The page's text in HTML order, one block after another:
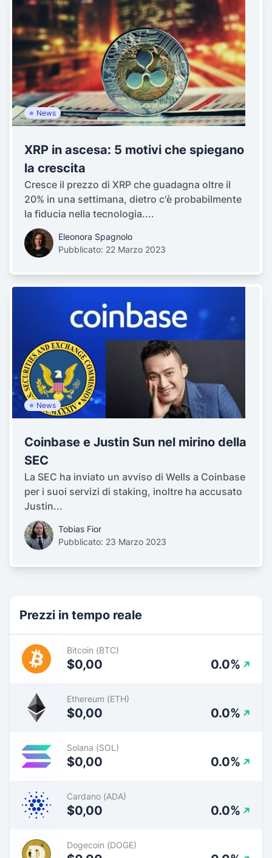
News
XRP in ascesa: 5 motivi che spiegano
la crescita
Cresce il prezzo di XRP che guadagna oltre il
20% in una settimana, dietro c'è probabilmente
la fiducia nella tecnologia....
Eleonora Spagnolo
Pubblicato: 22 Marzo 2023
News
Coinbase e Justin Sun nel mirino della
SEC
La SEC ha inviato un avviso di Wells a Coinbase
per i suoi servizi di staking, inoltre ha accusato
Justin...
Tobias Fior
Pubblicato: 23 Marzo 2023
Prezzi in tempo reale
Bitcoin (BTC)
$0,00 0.0%
Ethereum (ETH)
$0,00 0.0%
Solana (SOL)
$0,00 0.0%
Cardano (ADA)
$0,00 0.0%
Dogecoin (DOGE)